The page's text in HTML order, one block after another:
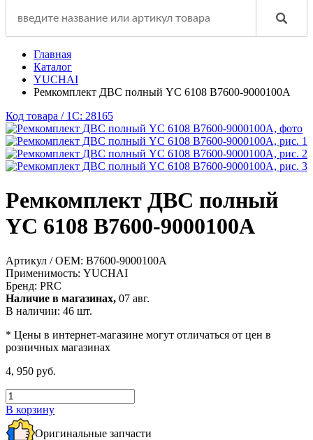
Главная
Каталог
YUCHAI
Ремкомплект ДВС полный YC 6108 B7600-9000100A
Код товара / 1C: 28165
Ремкомплект ДВС полный
YC 6108 B7600-9000100A
Артикул / OEM: B7600-9000100A
Применимость: YUCHAI
Бренд: PRC
Наличие в магазинах, 07 авг.
В наличии: 46 шт.
* Цены в интернет-магазине могут отличаться от цен в
розничных магазинах
4, 950 руб.
В корзину
Оригинальные запчасти